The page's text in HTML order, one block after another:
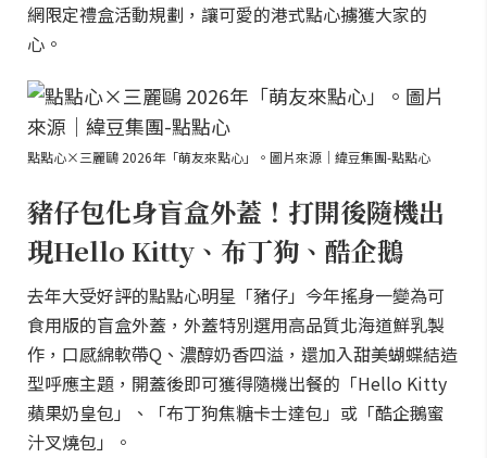
網限定禮盒活動規劃，讓可愛的港式點心擄獲大家的
心。
點點心×三麗鷗 2026年「萌友來點心」。圖片來源｜緯豆集團-點點心
豬仔包化身盲盒外蓋！打開後隨機出
現Hello Kitty、布丁狗、酷企鵝
去年大受好評的點點心明星「豬仔」今年搖身一變為可
食用版的盲盒外蓋，外蓋特別選用高品質北海道鮮乳製
作，口感綿軟帶Q、濃醇奶香四溢，還加入甜美蝴蝶結造
型呼應主題，開蓋後即可獲得隨機出餐的「Hello Kitty
蘋果奶皇包」、「布丁狗焦糖卡士達包」或「酷企鵝蜜
汁叉燒包」。